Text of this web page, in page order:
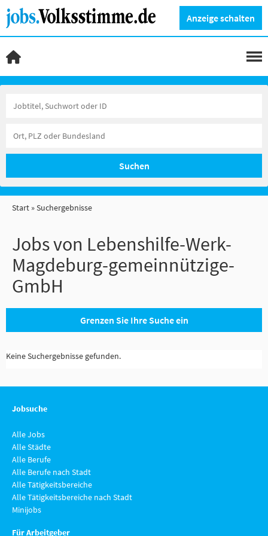
Anzeige schalten
Suchen
Start Suchergebnisse
Jobs von Lebenshilfe-Werk-
Magdeburg-gemeinnützige-
GmbH
Grenzen Sie Ihre Suche ein
Keine Suchergebnisse gefunden.
Jobsuche
Alle Jobs
Alle Städte
Alle Berufe
Alle Berufe nach Stadt
Alle Tätigkeitsbereiche
Alle Tätigkeitsbereiche nach Stadt
Minijobs
Für Arbeitgeber